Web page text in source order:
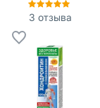
3 отзыва